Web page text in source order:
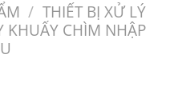
/ THIẾT BỊ XỬ LÝ
KHUẤY CHÌM NHẬP